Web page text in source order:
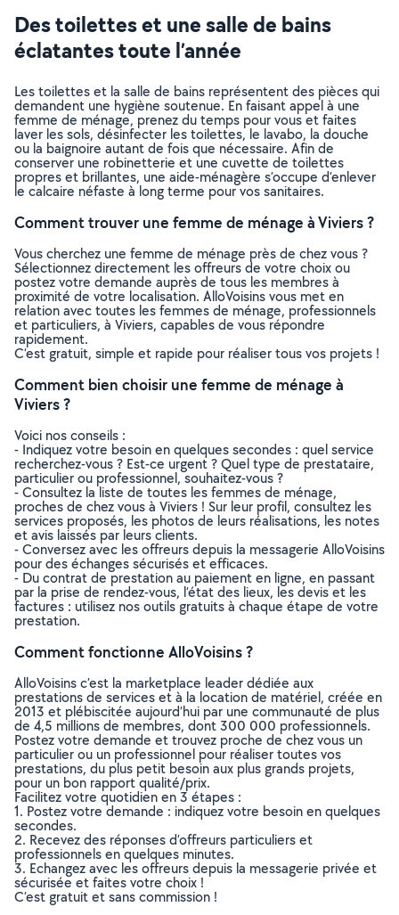
Des toilettes et une salle de bains
éclatantes toute l’année
Les toilettes et la salle de bains représentent des pièces qui
demandent une hygiène soutenue. En faisant appel à une
femme de ménage, prenez du temps pour vous et faites
laver les sols, désinfecter les toilettes, le lavabo, la douche
ou la baignoire autant de fois que nécessaire. Afin de
conserver une robinetterie et une cuvette de toilettes
propres et brillantes, une aide-ménagère s’occupe d’enlever
le calcaire néfaste à long terme pour vos sanitaires.
Comment trouver une femme de ménage à Viviers ?
Vous cherchez une femme de ménage près de chez vous ?
Sélectionnez directement les offreurs de votre choix ou
postez votre demande auprès de tous les membres à
proximité de votre localisation. AlloVoisins vous met en
relation avec toutes les femmes de ménage, professionnels
et particuliers, à Viviers, capables de vous répondre
rapidement.
C’est gratuit, simple et rapide pour réaliser tous vos projets !
Comment bien choisir une femme de ménage à
Viviers ?
Voici nos conseils :
- Indiquez votre besoin en quelques secondes : quel service
recherchez-vous ? Est-ce urgent ? Quel type de prestataire,
particulier ou professionnel, souhaitez-vous ?
- Consultez la liste de toutes les femmes de ménage,
proches de chez vous à Viviers ! Sur leur profil, consultez les
services proposés, les photos de leurs réalisations, les notes
et avis laissés par leurs clients.
- Conversez avec les offreurs depuis la messagerie AlloVoisins
pour des échanges sécurisés et efficaces.
- Du contrat de prestation au paiement en ligne, en passant
par la prise de rendez-vous, l’état des lieux, les devis et les
factures : utilisez nos outils gratuits à chaque étape de votre
prestation.
Comment fonctionne AlloVoisins ?
AlloVoisins c’est la marketplace leader dédiée aux
prestations de services et à la location de matériel, créée en
2013 et plébiscitée aujourd’hui par une communauté de plus
de 4,5 millions de membres, dont 300 000 professionnels.
Postez votre demande et trouvez proche de chez vous un
particulier ou un professionnel pour réaliser toutes vos
prestations, du plus petit besoin aux plus grands projets,
pour un bon rapport qualité/prix.
Facilitez votre quotidien en 3 étapes :
1. Postez votre demande : indiquez votre besoin en quelques
secondes.
2. Recevez des réponses d’offreurs particuliers et
professionnels en quelques minutes.
3. Echangez avec les offreurs depuis la messagerie privée et
sécurisée et faites votre choix !
C’est gratuit et sans commission !